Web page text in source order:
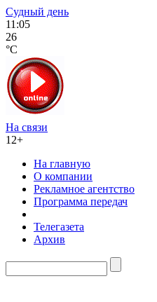
Судный день
11:05
26
°C
На связи
12+
На главную
О компании
Рекламное агентство
Программа передач
Телегазета
Архив